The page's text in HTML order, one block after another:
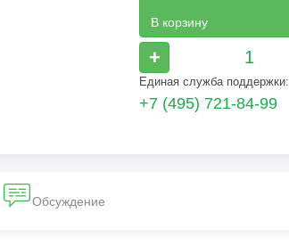
В корзину
+
Единая служба поддержки:
+7 (495) 721-84-99
Обсуждение